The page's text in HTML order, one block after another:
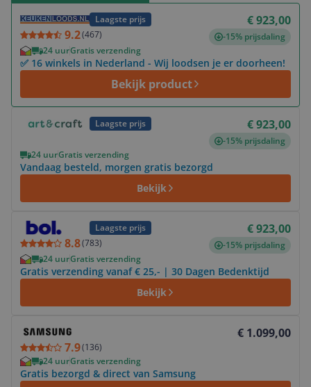
Laagste prijs
9.2(467)
€ 923,00
-15% prijsdaling
24 uurGratis verzending
✅ 16 winkels in Nederland - Wij loodsen je er doorheen!
Bekijk product
Laagste prijs € 923,00
-15% prijsdaling
24 uurGratis verzending
Vandaag besteld, morgen gratis bezorgd
Bekijk
Laagste prijs
8.8(783)
€ 923,00
-15% prijsdaling
24 uurGratis verzending
Gratis verzending vanaf € 25,- | 30 Dagen Bedenktijd
Bekijk
Bekijk product
7.9(136)
€ 1.099,00
24 uurGratis verzending
Gratis bezorgd & direct van Samsung